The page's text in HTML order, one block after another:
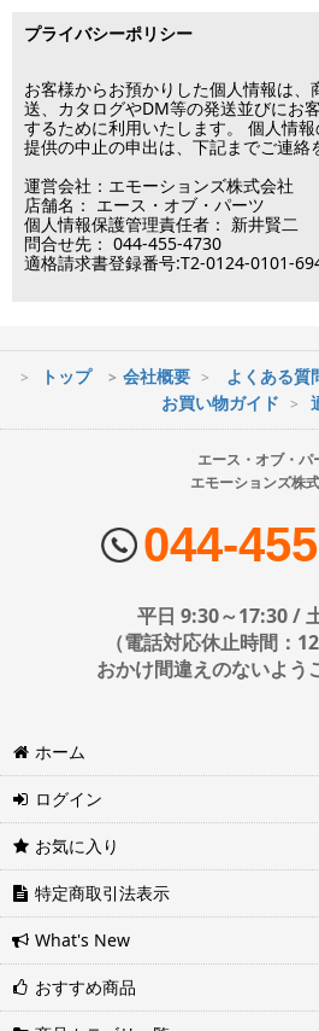
※メーカー発注品は除きます。
※最短到着をご希望の場合、時間指定不
※配送業者の状況により荷物に遅延が
ヤマト運輸・佐川急便・日本郵便・西
配送会社はお選びいただけません。
時間指定は下記の通りです。
日時指定は4日後以降の指定となります
望の場合は備考欄に記入をお願いしま
■地域ごとの最短配達日時について
い。
ヤマト運輸サービスレベル一覧表(PDF)
西濃運輸サービスレベル一覧表(PDF)
この日は出荷業務を行いませんので予
■営業日
営業時間：09:30～17:30
（電話対応休止時間：12:00～13:00）
土日祝日は出荷業務のみ行います。
土日祝日は電話・メールのお問い合わせ
プライバシーポリシー
お客様からお預かりした個人情報は、
送、カタログやDM等の発送並びにお
するために利用いたします。 個人情
提供の中止の申出は、下記までご連絡
運営会社：エモーションズ株式会社
店舗名： エース・オブ・パーツ
個人情報保護管理責任者： 新井賢二
問合せ先： 044-455-4730
適格請求書登録番号:T2-0124-0101-
トップ 会社概要 よくある質
お買い物ガイド
エース・オブ・パ
エモーションズ株
044-
平日 9:30～17:30 /
（電話対応休止時間：
おかけ間違えのないよう
ホーム
ログイン
お気に入り
特定商取引法表示
What's New
おすすめ商品